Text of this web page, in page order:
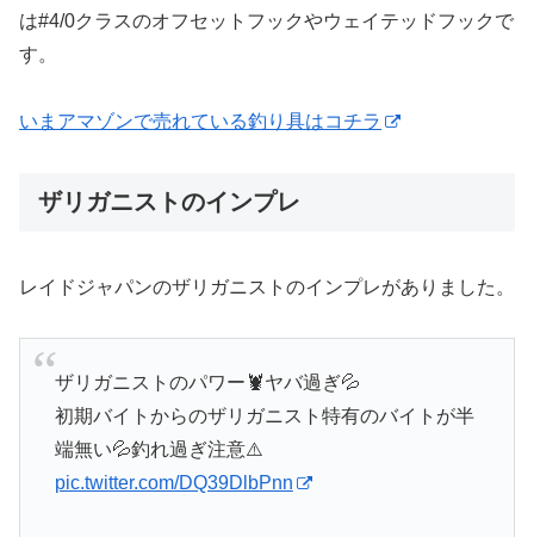
は#4/0クラスのオフセットフックやウェイテッドフックで
す。
いまアマゾンで売れている釣り具はコチラ
ザリガニストのインプレ
レイドジャパンのザリガニストのインプレがありました。
ザリガニストのパワー🦞ヤバ過ぎ💦
初期バイトからのザリガニスト特有のバイトが半
端無い💦釣れ過ぎ注意⚠️
pic.twitter.com/DQ39DlbPnn